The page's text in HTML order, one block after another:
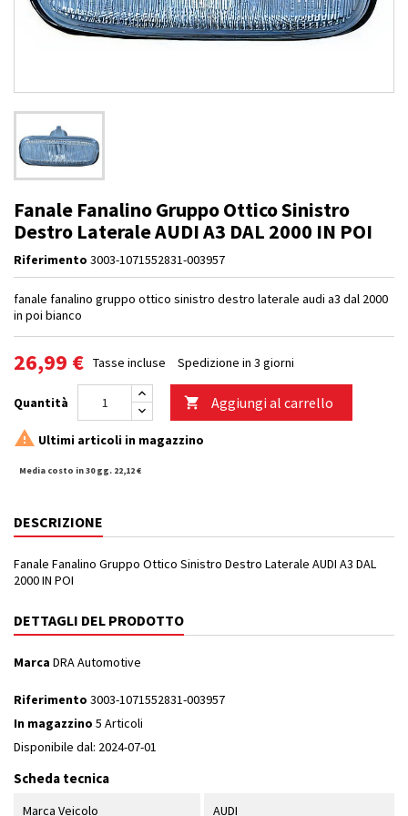
Fanale Fanalino Gruppo Ottico Sinistro
Destro Laterale AUDI A3 DAL 2000 IN POI
Riferimento 3003-1071552831-003957
fanale fanalino gruppo ottico sinistro destro laterale audi a3 dal 2000
in poi bianco
26,99 € Tasse incluse Spedizione in 3 giorni
Quantità  Aggiungi al carrello
 Ultimi articoli in magazzino
Media costo in 30 gg. 22,12 €
DESCRIZIONE
Fanale Fanalino Gruppo Ottico Sinistro Destro Laterale AUDI A3 DAL
2000 IN POI
DETTAGLI DEL PRODOTTO
Marca DRA Automotive
Riferimento 3003-1071552831-003957
In magazzino 5 Articoli
Disponibile dal: 2024-07-01
Scheda tecnica
Marca Veicolo AUDI